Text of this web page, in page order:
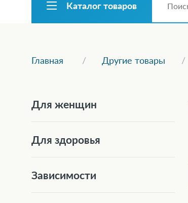
Каталог товаров
Главная Другие товары
Для женщин
Для здоровья
Зависимости